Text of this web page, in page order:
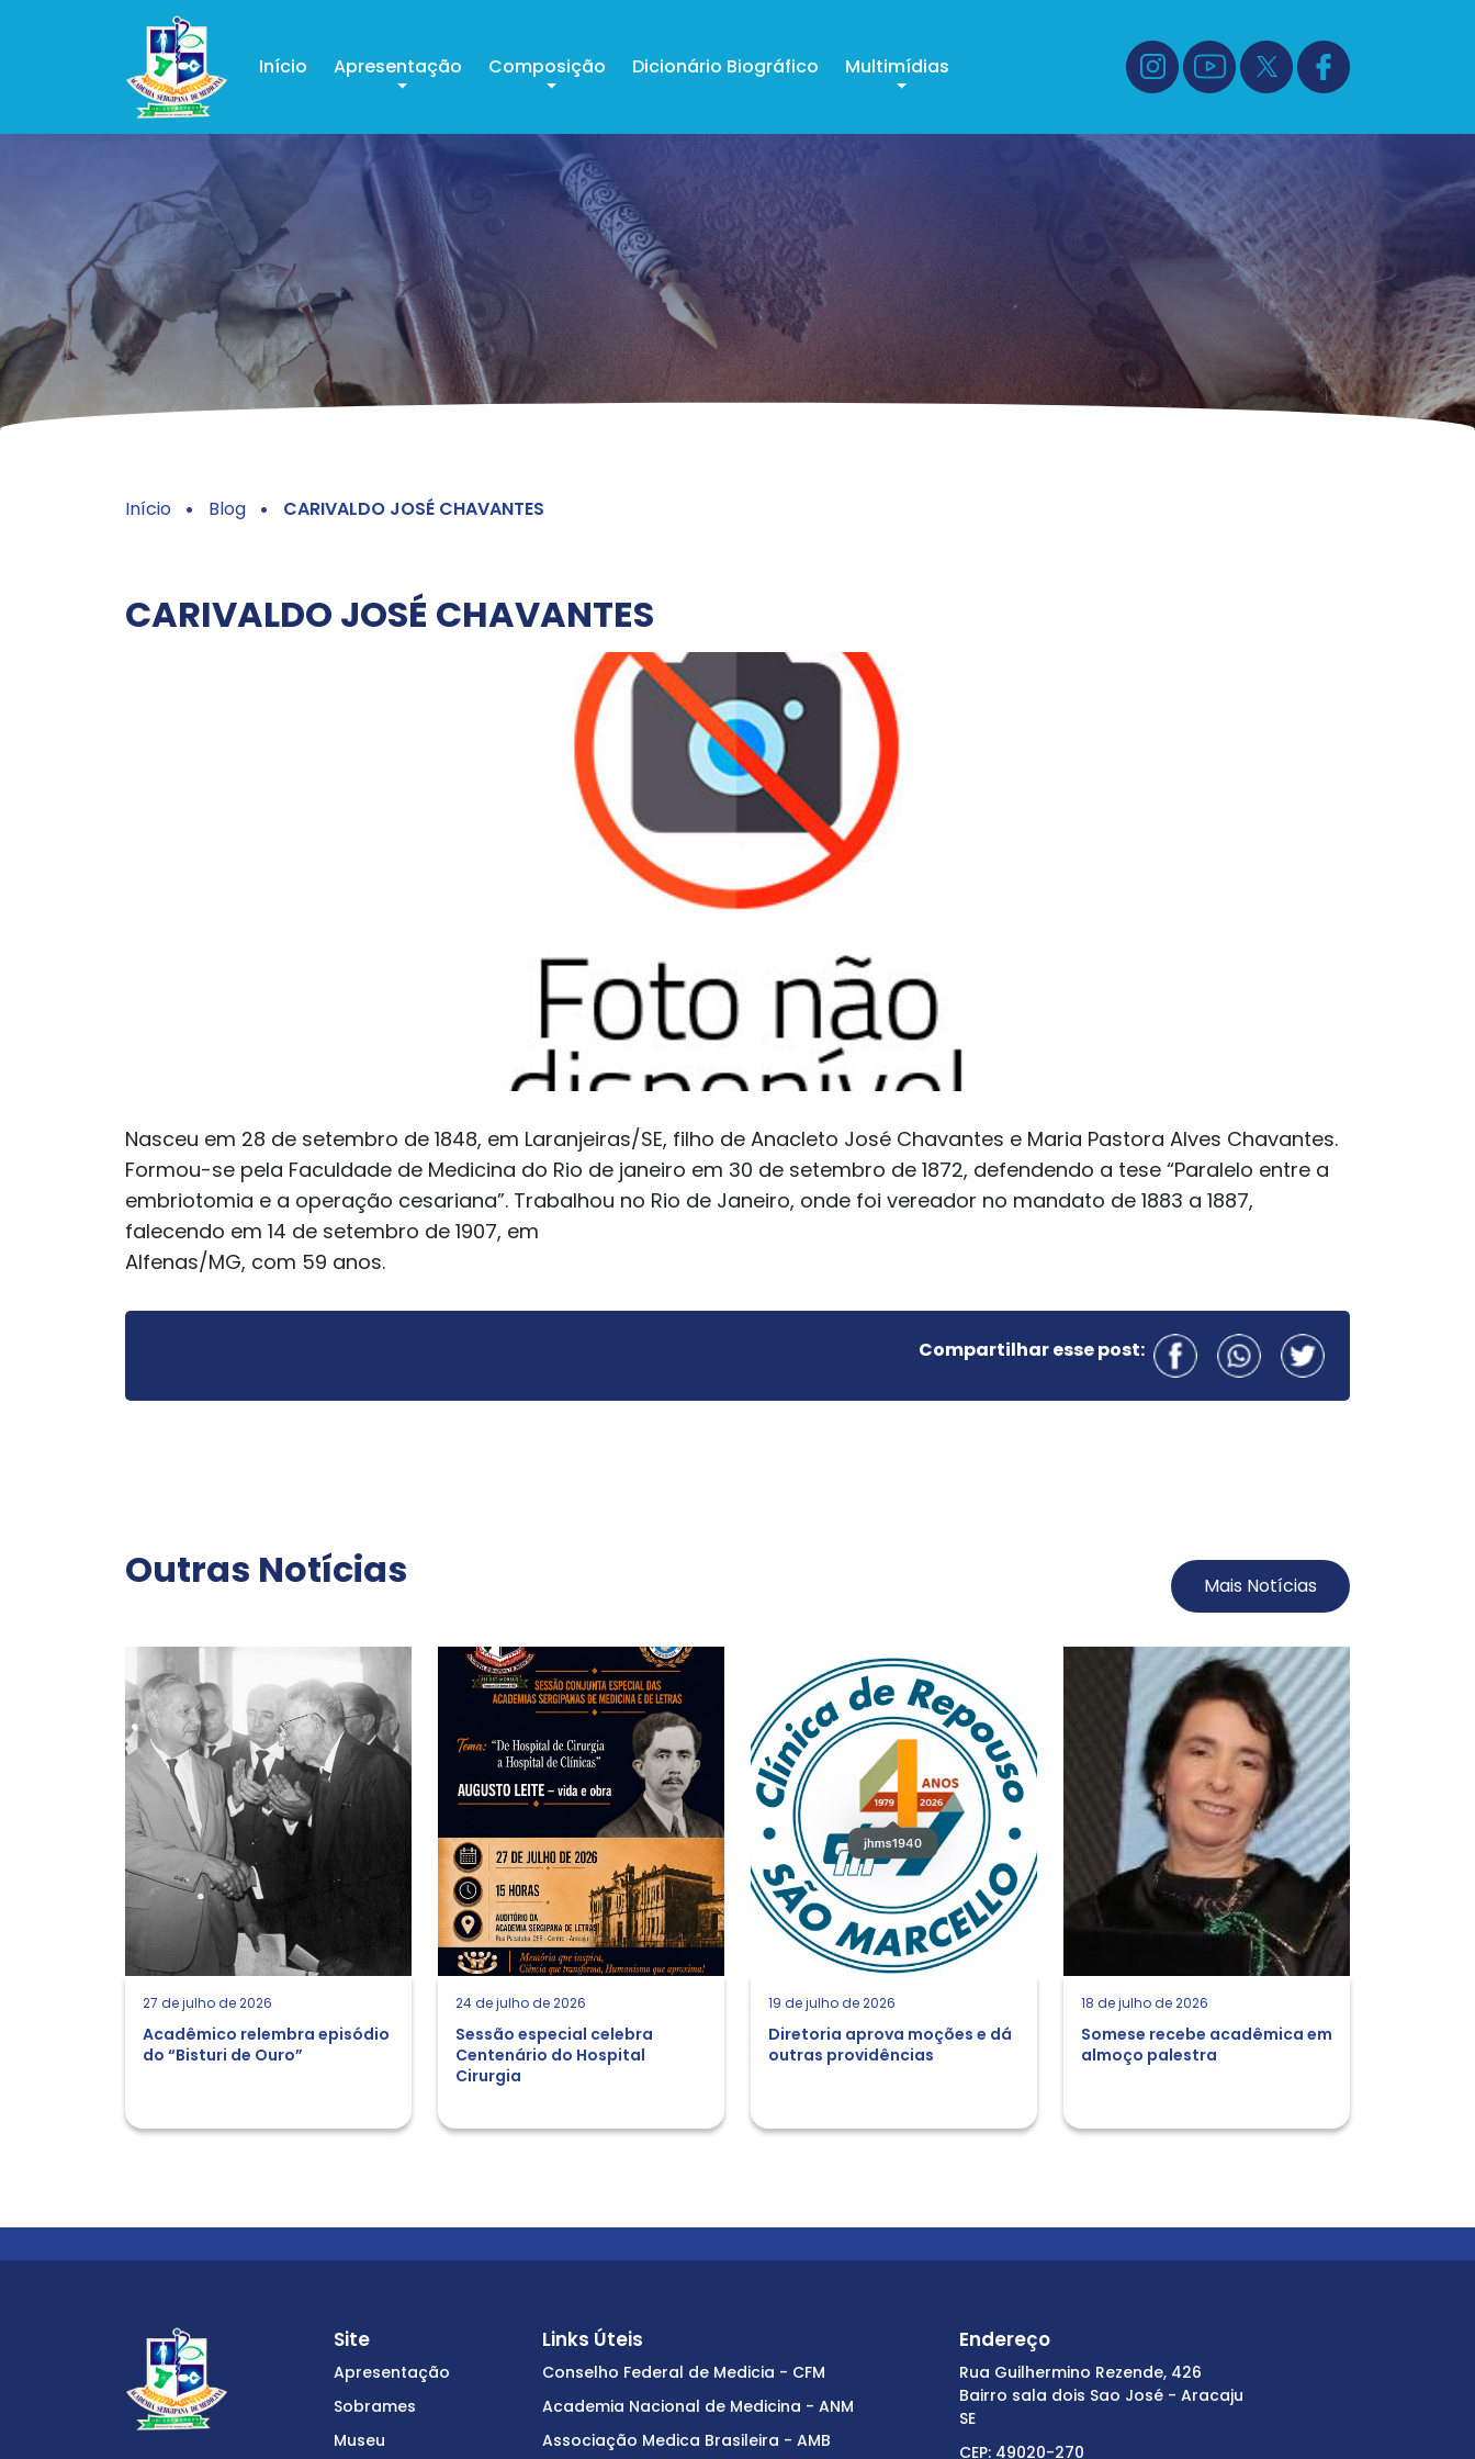
Início Apresentação Composição Dicionário Biográfico Multimídias
Início Blog CARIVALDO JOSÉ CHAVANTES
CARIVALDO JOSÉ CHAVANTES
Nasceu em 28 de setembro de 1848, em Laranjeiras/SE, filho de Anacleto José Chavantes e Maria Pastora Alves Chavantes.
Formou-se pela Faculdade de Medicina do Rio de janeiro em 30 de setembro de 1872, defendendo a tese “Paralelo entre a
embriotomia e a operação cesariana”. Trabalhou no Rio de Janeiro, onde foi vereador no mandato de 1883 a 1887,
falecendo em 14 de setembro de 1907, em
Alfenas/MG, com 59 anos.
Compartilhar esse post:
Outras Notícias Mais Notícias
27 de julho de 2026
Acadêmico relembra episódio
do “Bisturi de Ouro”
24 de julho de 2026
Sessão especial celebra
Centenário do Hospital
Cirurgia
19 de julho de 2026
Diretoria aprova moções e dá
outras providências
18 de julho de 2026
Somese recebe acadêmica em
almoço palestra
Site
Apresentação
Sobrames
Museu
Links Úteis
Conselho Federal de Medicia - CFM
Academia Nacional de Medicina - ANM
Associação Medica Brasileira - AMB
Endereço
Rua Guilhermino Rezende, 426
Bairro sala dois Sao José - Aracaju
SE
CEP: 49020-270